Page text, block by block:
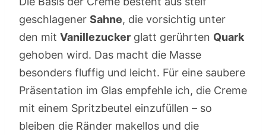
geschlagener Sahne, die vorsichtig unter
den mit Vanillezucker glatt gerührten Quark
gehoben wird. Das macht die Masse
besonders fluffig und leicht. Für eine saubere
Präsentation im Glas empfehle ich, die Creme
mit einem Spritzbeutel einzufüllen – so
bleiben die Ränder makellos und die